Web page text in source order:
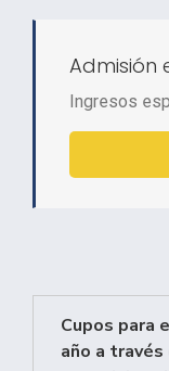
Admisión
Ingresos
Cupos para
año a